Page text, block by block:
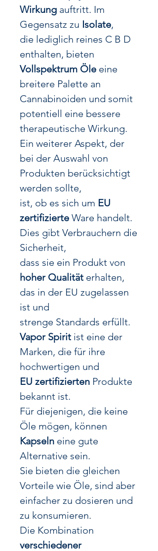
Wirkung auftritt. Im
Gegensatz zu Isolate,
die lediglich reines C B D
enthalten, bieten
Vollspektrum Öle eine
breitere Palette an
Cannabinoiden und somit
potentiell eine bessere
therapeutische Wirkung.
Ein weiterer Aspekt, der
bei der Auswahl von
Produkten berücksichtigt
werden sollte,
ist, ob es sich um EU
zertifizierte Ware handelt.
Dies gibt Verbrauchern die
Sicherheit,
dass sie ein Produkt von
hoher Qualität erhalten,
das in der EU zugelassen
ist und
strenge Standards erfüllt.
Vapor Spirit ist eine der
Marken, die für ihre
hochwertigen und
EU zertifizierten Produkte
bekannt ist.
Für diejenigen, die keine
Öle mögen, können
Kapseln eine gute
Alternative sein.
Sie bieten die gleichen
Vorteile wie Öle, sind aber
einfacher zu dosieren und
zu konsumieren.
Die Kombination
verschiedener